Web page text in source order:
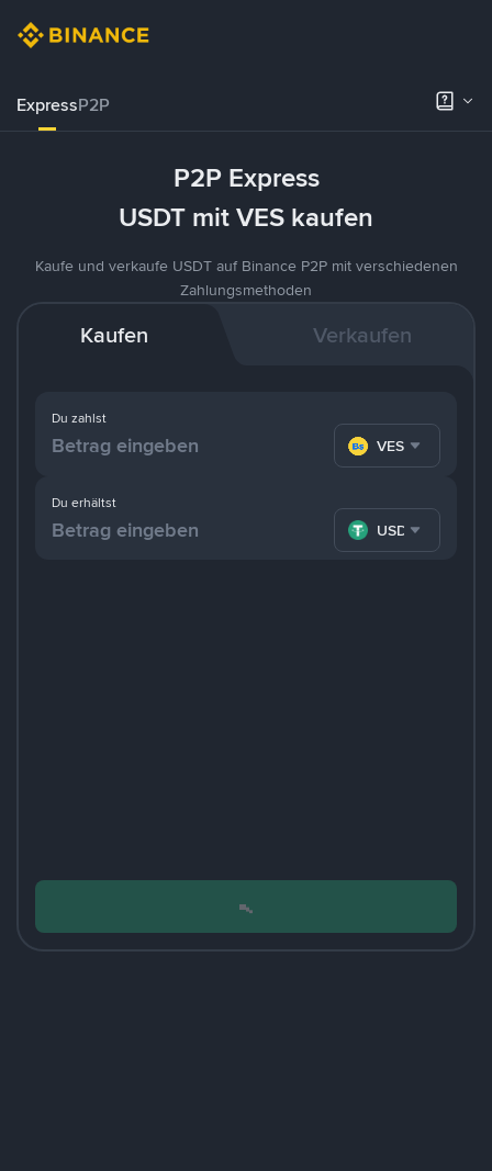
ExpressP2P
P2P Express
USDT mit VES kaufen
Kaufe und verkaufe USDT auf Binance P2P mit verschiedenen
Zahlungsmethoden
Kaufen Verkaufen
Du zahlst
VES
Du erhältst
USDT